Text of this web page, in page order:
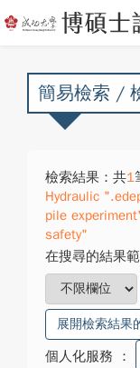
簡易檢索 /
檢索結果：共1
Hydraulic
pile
safety"
在搜尋的結果
展開檢索結果
個人化服務 ：